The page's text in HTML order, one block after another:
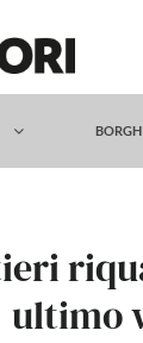
ultimo